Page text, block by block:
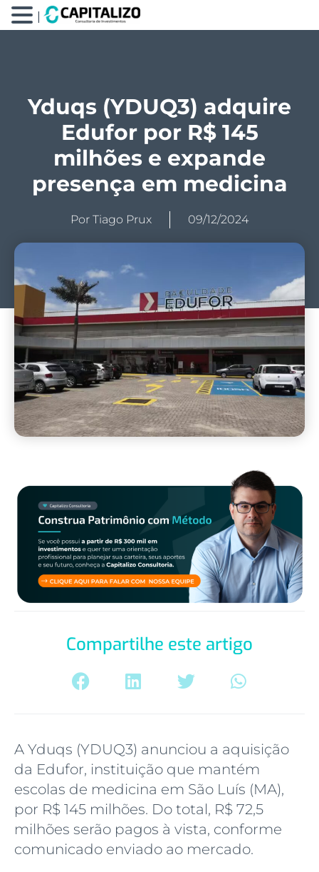
Yduqs (YDUQ3) adquire
Edufor por R$ 145
milhões e expande
presença em medicina
Por Tiago Prux 09/12/2024
Compartilhe este artigo
A Yduqs (YDUQ3) anunciou a aquisição
da Edufor, instituição que mantém
escolas de medicina em São Luís (MA),
por R$ 145 milhões. Do total, R$ 72,5
milhões serão pagos à vista, conforme
comunicado enviado ao mercado.